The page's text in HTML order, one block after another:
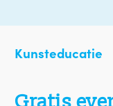
Kunsteducatie